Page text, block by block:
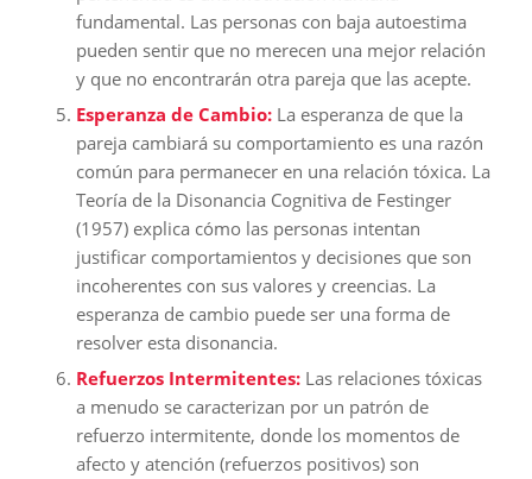
fundamental. Las personas con baja autoestima
pueden sentir que no merecen una mejor relación
y que no encontrarán otra pareja que las acepte.
Esperanza de Cambio:La esperanza de que la
pareja cambiará su comportamiento es una razón
común para permanecer en una relación tóxica. La
Teoría de la Disonancia Cognitiva de Festinger
(1957) explica cómo las personas intentan
justificar comportamientos y decisiones que son
incoherentes con sus valores y creencias. La
esperanza de cambio puede ser una forma de
resolver esta disonancia.
Refuerzos Intermitentes:Las relaciones tóxicas
a menudo se caracterizan por un patrón de
refuerzo intermitente, donde los momentos de
afecto y atención (refuerzos positivos) son